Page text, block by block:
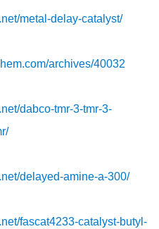
metal-delay-catalyst/
archives/40032
dabco-tmr-3-tmr-3-
delayed-amine-a-300/
fascat4233-catalyst-butyl-